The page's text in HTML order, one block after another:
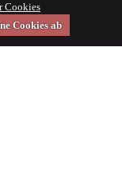
Cookies
Cookies ab